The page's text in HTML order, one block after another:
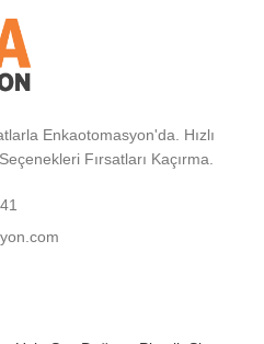
Enkaotomasyon'da. Hızlı
Fırsatları Kaçırma.